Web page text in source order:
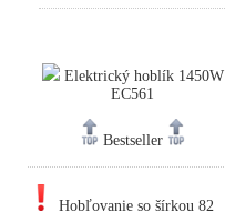
Elektrický hoblík 1450W
EC561
Bestseller
Hobľovanie so šírkou 82